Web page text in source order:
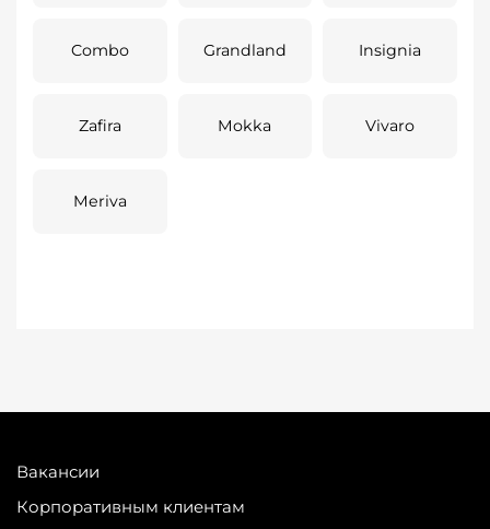
Combo Grandland Insignia
Zafira Mokka Vivaro
Meriva
Вакансии
Корпоративным клиентам